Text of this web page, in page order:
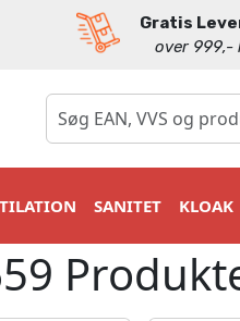
Gratis
over 999,-
SANITET KLOAK